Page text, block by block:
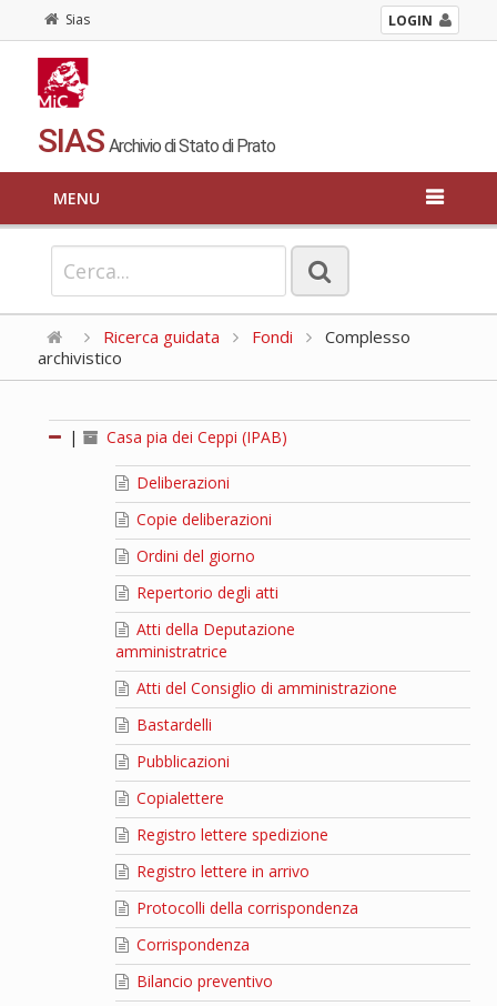
Sias LOGIN
SIAS Archivio di Stato di Prato
MENU
Ricerca guidata Fondi
Complesso
archivistico
| Casa pia dei Ceppi (IPAB)
Deliberazioni
Copie deliberazioni
Ordini del giorno
Repertorio degli atti
Atti della Deputazione
amministratrice
Atti del Consiglio di amministrazione
Bastardelli
Pubblicazioni
Copialettere
Registro lettere spedizione
Registro lettere in arrivo
Protocolli della corrispondenza
Corrispondenza
Bilancio preventivo